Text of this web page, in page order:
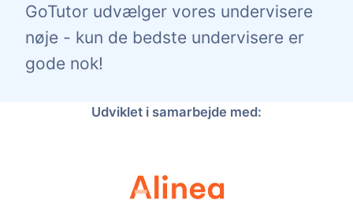
GoTutor udvælger vores undervisere
nøje - kun de bedste undervisere er
gode nok!
Udviklet i samarbejde med: